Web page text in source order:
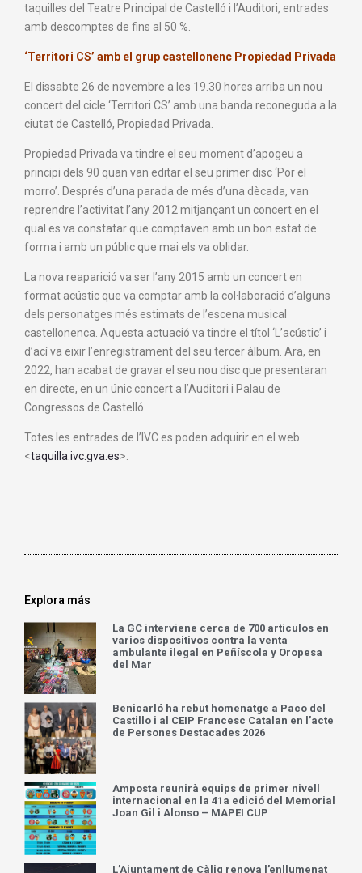
taquilles del Teatre Principal de Castelló i l’Auditori, entrades
amb descomptes de fins al 50 %.
‘Territori CS’ amb el grup castellonenc Propiedad Privada
El dissabte 26 de novembre a les 19.30 hores arriba un nou
concert del cicle ‘Territori CS’ amb una banda reconeguda a la
ciutat de Castelló, Propiedad Privada.
Propiedad Privada va tindre el seu moment d’apogeu a
principi dels 90 quan van editar el seu primer disc ‘Por el
morro’. Després d’una parada de més d’una dècada, van
reprendre l’activitat l’any 2012 mitjançant un concert en el
qual es va constatar que comptaven amb un bon estat de
forma i amb un públic que mai els va oblidar.
La nova reaparició va ser l’any 2015 amb un concert en
format acústic que va comptar amb la col·laboració d’alguns
dels personatges més estimats de l’escena musical
castellonenca. Aquesta actuació va tindre el títol ‘L’acústic’ i
d’ací va eixir l’enregistrament del seu tercer àlbum. Ara, en
2022, han acabat de gravar el seu nou disc que presentaran
en directe, en un únic concert a l’Auditori i Palau de
Congressos de Castelló.
Totes les entrades de l’IVC es poden adquirir en el web
<taquilla.ivc.gva.es>.
Explora más
La GC interviene cerca de 700 artículos en
varios dispositivos contra la venta
ambulante ilegal en Peñíscola y Oropesa
del Mar
Benicarló ha rebut homenatge a Paco del
Castillo i al CEIP Francesc Catalan en l’acte
de Persones Destacades 2026
Amposta reunirà equips de primer nivell
internacional en la 41a edició del Memorial
Joan Gil i Alonso – MAPEI CUP
L’Ajuntament de Càlig renova l’enllumenat